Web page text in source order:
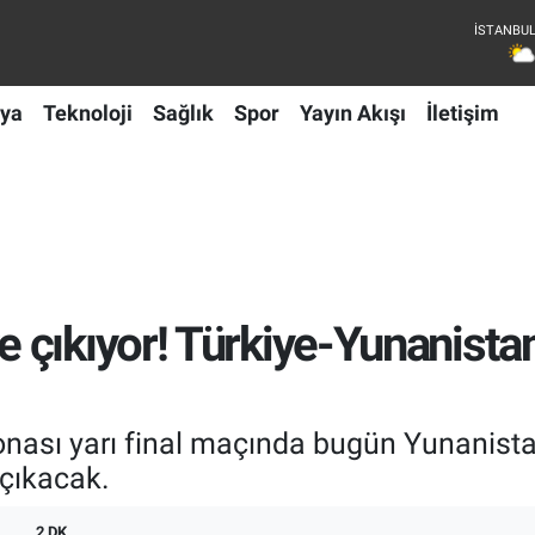
Teknoloji Sağlık Spor Yayın Akışı İletişim
çıkıyor! Türkiye-
yarı final maçında bugün